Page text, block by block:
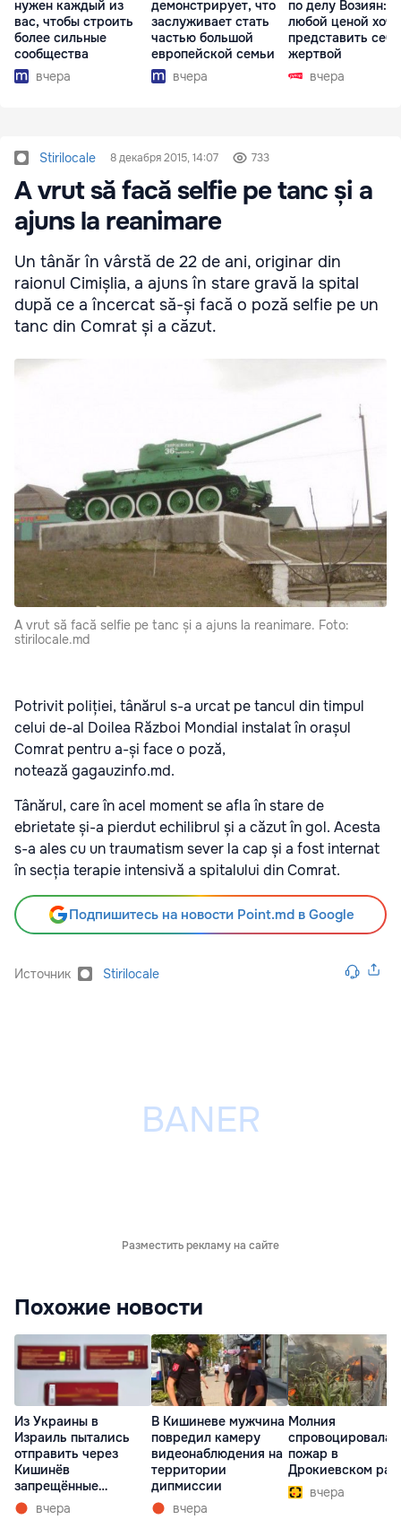
нужен каждый из
вас, чтобы строить
более сильные
сообщества
вчера
демонстрирует, что
заслуживает стать
частью большой
европейской семьи
вчера
по делу Возиян:
любой ценой
представить себя
жертвой
вчера
Stirilocale 8 декабря 2015, 14:07 733
A vrut să facă selfie pe tanc și a
ajuns la reanimare
Un tânăr în vârstă de 22 de ani, originar din
raionul Cimișlia, a ajuns în stare gravă la spital
după ce a încercat să-și facă o poză selfie pe un
tanc din Comrat și a căzut.
A vrut să facă selfie pe tanc și a ajuns la reanimare. Foto:
stirilocale.md
Potrivit poliției, tânărul s-a urcat pe tancul din timpul
celui de-al Doilea Război Mondial instalat în orașul
Comrat pentru a-și face o poză,
notează gagauzinfo.md.
Tânărul, care în acel moment se afla în stare de
ebrietate și-a pierdut echilibrul și a căzut în gol. Acesta
s-a ales cu un traumatism sever la cap și a fost internat
în secția terapie intensivă a spitalului din Comrat.
Подпишитесь на новости Point.md в Google
Источник Stirilocale
Разместить рекламу на сайте
Похожие новости
Из Украины в
Израиль пытались
отправить через
Кишинёв
запрещённые
препараты
вчера
В Кишиневе мужчина
повредил камеру
видеонаблюдения на
территории
дипмиссии
вчера
Молния
спровоцировала
пожар в
Дрокиевском
вчера